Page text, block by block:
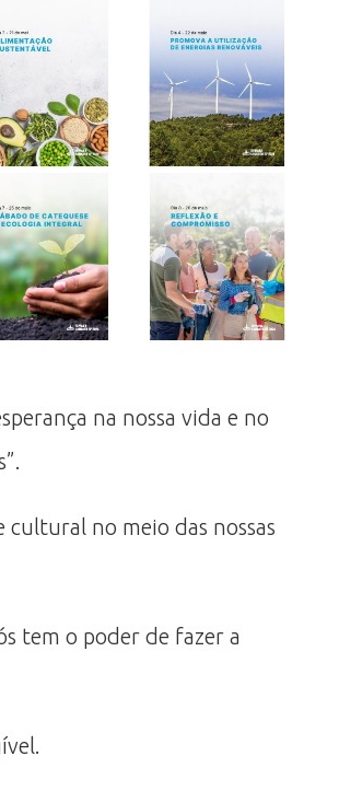
na nossa vida e no
cultural no meio das nossas
tem o poder de fazer a